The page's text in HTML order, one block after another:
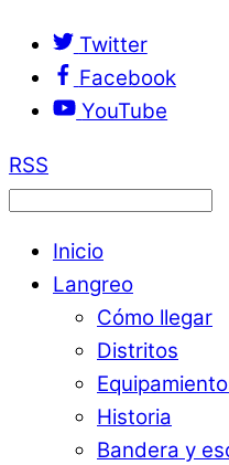
Twitter
Facebook
YouTube
RSS
Inicio
Langreo
Cómo llegar
Distritos
Historia
Bandera y